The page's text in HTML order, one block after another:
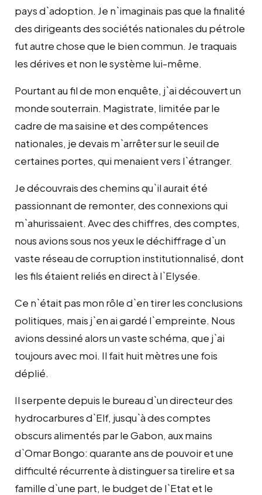
pays d`adoption. Je n`imaginais pas que la finalité
des dirigeants des sociétés nationales du pétrole
fut autre chose que le bien commun. Je traquais
les dérives et non le système lui-même.
Pourtant au fil de mon enquête, j`ai découvert un
monde souterrain. Magistrate, limitée par le
cadre de ma saisine et des compétences
nationales, je devais m`arrêter sur le seuil de
certaines portes, qui menaient vers l`étranger.
Je découvrais des chemins qu`il aurait été
passionnant de remonter, des connexions qui
m`ahurissaient. Avec des chiffres, des comptes,
nous avions sous nos yeux le déchiffrage d`un
vaste réseau de corruption institutionnalisé, dont
les fils étaient reliés en direct à l`Elysée.
Ce n`était pas mon rôle d`en tirer les conclusions
politiques, mais j`en ai gardé l`empreinte. Nous
avions dessiné alors un vaste schéma, que j`ai
toujours avec moi. Il fait huit mètres une fois
déplié.
Il serpente depuis le bureau d`un directeur des
hydrocarbures d`Elf, jusqu`à des comptes
obscurs alimentés par le Gabon, aux mains
d`Omar Bongo: quarante ans de pouvoir et une
difficulté récurrente à distinguer sa tirelire et sa
famille d`une part, le budget de l`Etat et le